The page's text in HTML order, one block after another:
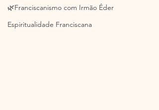
🌿Franciscanismo com Irmão Éder
Espiritualidade Franciscana